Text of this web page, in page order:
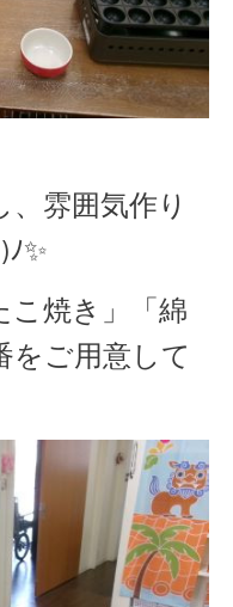
雰囲気作り
✨
こ焼き」「綿
をご用意して